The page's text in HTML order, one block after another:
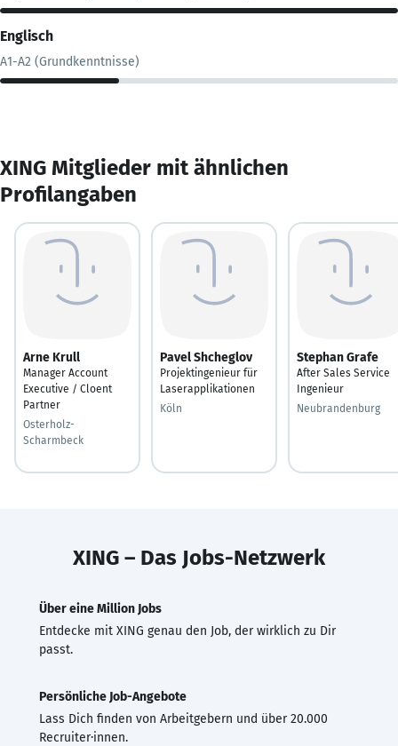
Englisch
A1-A2 (Grundkenntnisse)
XING Mitglieder mit ähnlichen
Profilangaben
Arne Krull
Manager Account
Executive / Cloent
Partner
Osterholz-
Scharmbeck
Pavel Shcheglov
Projektingenieur für
Laserapplikationen
Köln
Stephan Grafe
After Sales Service
Ingenieur
Neubrandenburg
XING – Das Jobs-Netzwerk
Über eine Million Jobs
Entdecke mit XING genau den Job, der wirklich zu Dir
passt.
Persönliche Job-Angebote
Lass Dich finden von Arbeitgebern und über 20.000
Recruiter·innen.